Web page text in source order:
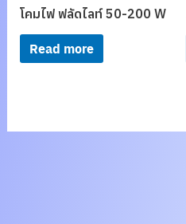
โคมไฟ ฟลัดไลท์ 50-200 W
Read more